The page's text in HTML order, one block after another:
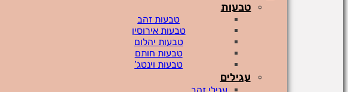
טבעות
טבעות זהב
טבעות אירוסין
טבעות יהלום
טבעות חותם
טבעות וינטג’
עגילים